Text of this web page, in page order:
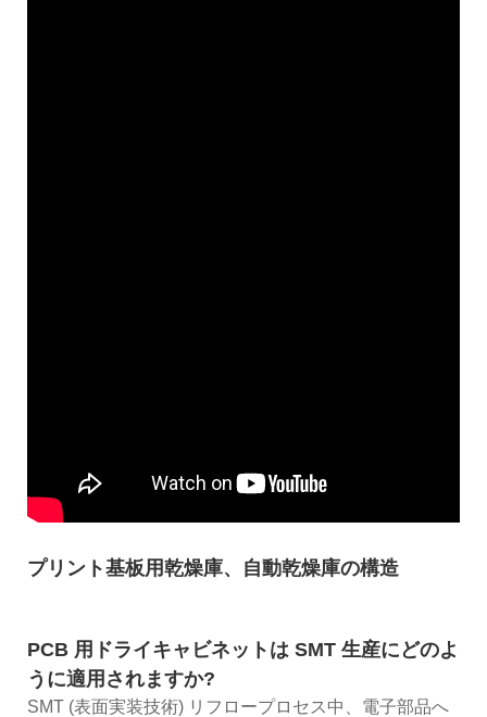
プリント基板用乾燥庫、自動乾燥庫の構造
PCB 用ドライキャビネットは SMT 生産にどのよ
うに適用されますか?
SMT (表面実装技術) リフロープロセス中、電子部品へ